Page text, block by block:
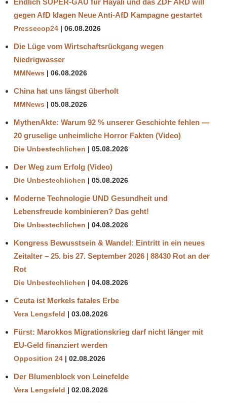
VÖLKERWANDERUNG
Endlich SUPER-GAU für Hayali und das ZDF ARD will
gegen AfD klagen Neue Anti-AfD Kampagne gestartet
Pressecop24 06.08.2026
Die Lüge vom Wirtschaftsrückgang wegen
Niedrigwasser
MMNews 06.08.2026
China hat uns längst überholt
MMNews 05.08.2026
MythenAkte: Warum 92 % unserer Geschichte fehlen —
20 gruselige unheimliche Horror Fakten (Video)
Die Unbestechlichen 05.08.2026
Der Weg zum Erfolg (Video)
Die Unbestechlichen 05.08.2026
Moderne Technologie UND Gesundheit und
Lebensfreude kombinieren? Das geht!
Die Unbestechlichen 04.08.2026
Kongress Bewusstsein & Wandel: Eintritt in ein neues
Zeitalter – 25. bis 27. September 2026 | 88430 Rot an der
Rot
Die Unbestechlichen 04.08.2026
Ceuta ist Merkels fatales Erbe
Vera Lengsfeld 03.08.2026
Fürst: Marokkos Migrationskrieg darf nicht länger mit
EU-Geld finanziert werden
Opposition 24 02.08.2026
Der Blumenblock von Leinefelde
Vera Lengsfeld 02.08.2026